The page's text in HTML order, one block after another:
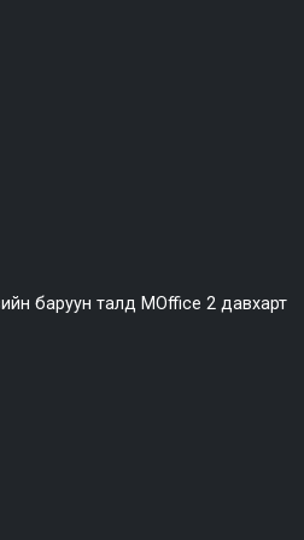
баруун талд MOffice 2 давхарт